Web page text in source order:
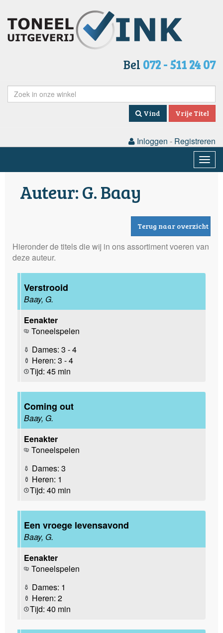
Bel 072 - 511 24 07
Vind Vrije Titel
Inloggen - Registreren
Auteur: G. Baay
Terug naar overzicht
Hieronder de titels die wij in ons assortiment voeren van
deze auteur.
Verstrooid
Baay, G.
Eenakter
Toneelspelen
Dames: 3 - 4
Heren: 3 - 4
Tijd: 45 min
Coming out
Baay, G.
Eenakter
Toneelspelen
Dames: 3
Heren: 1
Tijd: 40 min
Een vroege levensavond
Baay, G.
Eenakter
Toneelspelen
Dames: 1
Heren: 2
Tijd: 40 min